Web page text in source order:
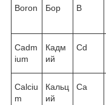
Boron Бор B
Cadm
ium
Кадм
ий
Cd
Calciu
m
Кальц
ий
Ca